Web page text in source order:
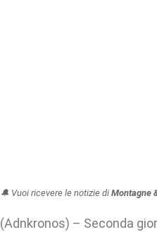
🔔 Vuoi ricevere le notizie di Montagne
(Adnkronos) – Seconda